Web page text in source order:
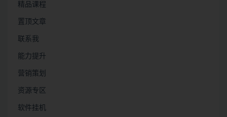
精品课程
置顶文章
联系我
能力提升
营销策划
资源专区
软件挂机